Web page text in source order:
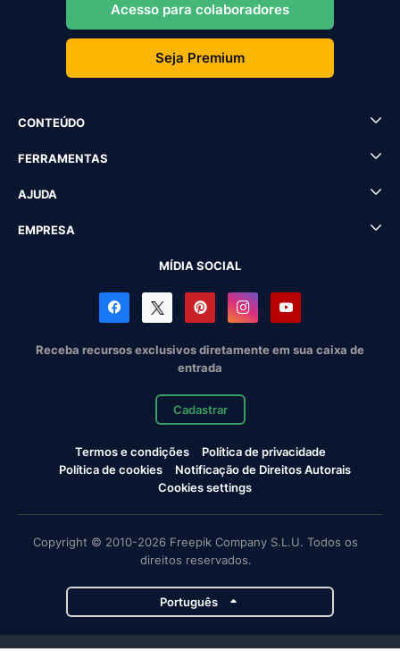
Acesso para colaboradores
Seja Premium
CONTEÚDO
FERRAMENTAS
AJUDA
EMPRESA
MÍDIA SOCIAL
Receba recursos exclusivos diretamente em sua caixa de
entrada
Cadastrar
Termos e condições
Política de privacidade
Política de cookies
Notificação de Direitos Autorais
Cookies settings
Copyright © 2010-2026 Freepik Company S.L.U. Todos os
direitos reservados.
Português